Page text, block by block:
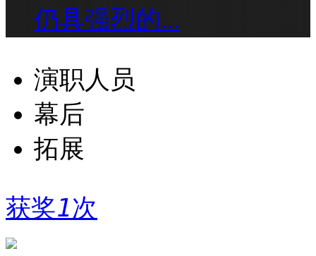
仍具强烈的...
演职人员
幕后
拓展
获奖1次